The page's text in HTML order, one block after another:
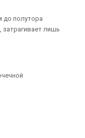
до полутора
затрагивает лишь